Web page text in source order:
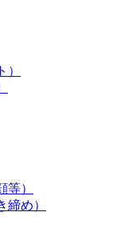
）
め）